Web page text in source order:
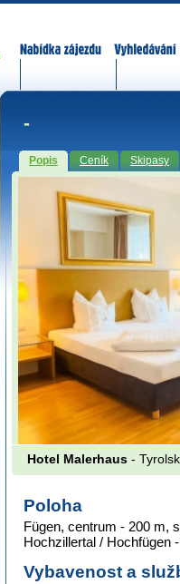
-
Popis Ceník Skipasy
Hotel Malerhaus -
Poloha
Fügen, centrum - 200 m,
Hochzillertal / Hochfügen
Vybavenost a